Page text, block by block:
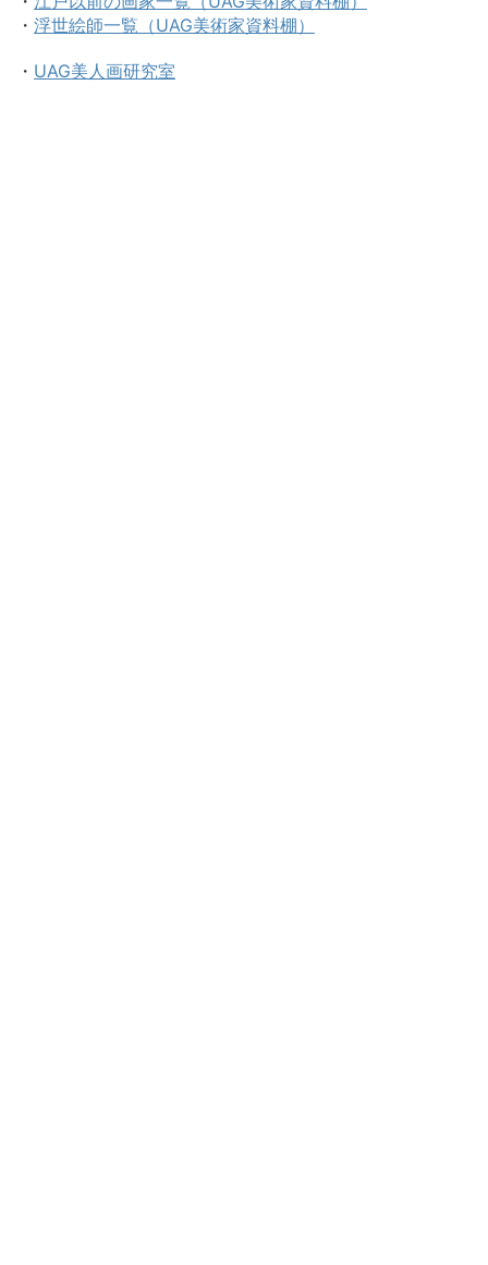
・ 浮世絵師一覧（UAG美術家資料棚）
・ UAG美人画研究室